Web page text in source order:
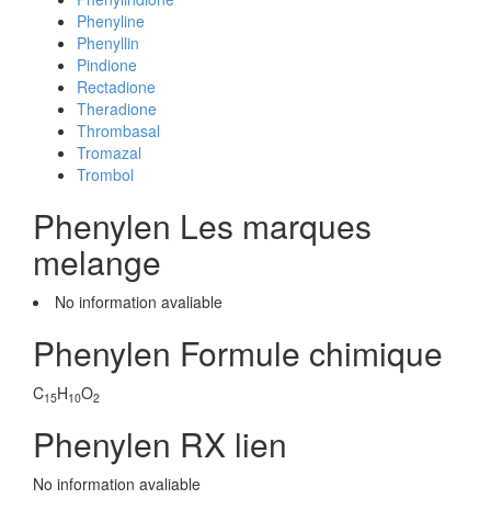
Phenyline
Phenyllin
Pindione
Rectadione
Theradione
Thrombasal
Tromazal
Trombol
Phenylen Les marques
melange
No information avaliable
Phenylen Formule chimique
C15H10O2
Phenylen RX lien
No information avaliable